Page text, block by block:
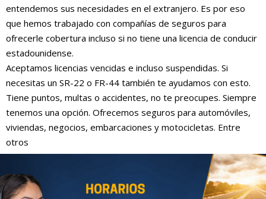
entendemos sus necesidades en el extranjero. Es por eso
que hemos trabajado con compañías de seguros para
ofrecerle cobertura incluso si no tiene una licencia de conducir
estadounidense.
Aceptamos licencias vencidas e incluso suspendidas. Si
necesitas un SR-22 o FR-44 también te ayudamos con esto.
Tiene puntos, multas o accidentes, no te preocupes. Siempre
tenemos una opción. Ofrecemos seguros para automóviles,
viviendas, negocios, embarcaciones y motocicletas. Entre
otros